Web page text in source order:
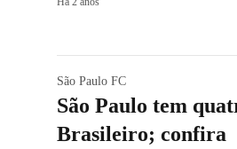
São Paulo FC
São Paulo tem
Brasileiro; confira